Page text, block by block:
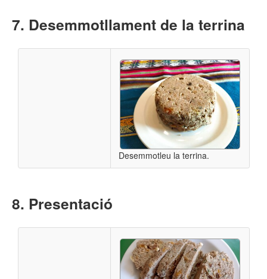
Desemmotllament de la terrina
Desemmotleu la terrina.
Presentació